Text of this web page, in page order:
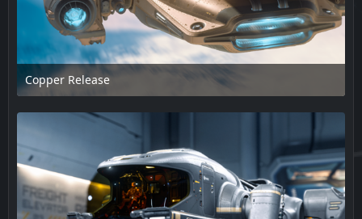
Copper Release
17. Februar 2025 um 13:48